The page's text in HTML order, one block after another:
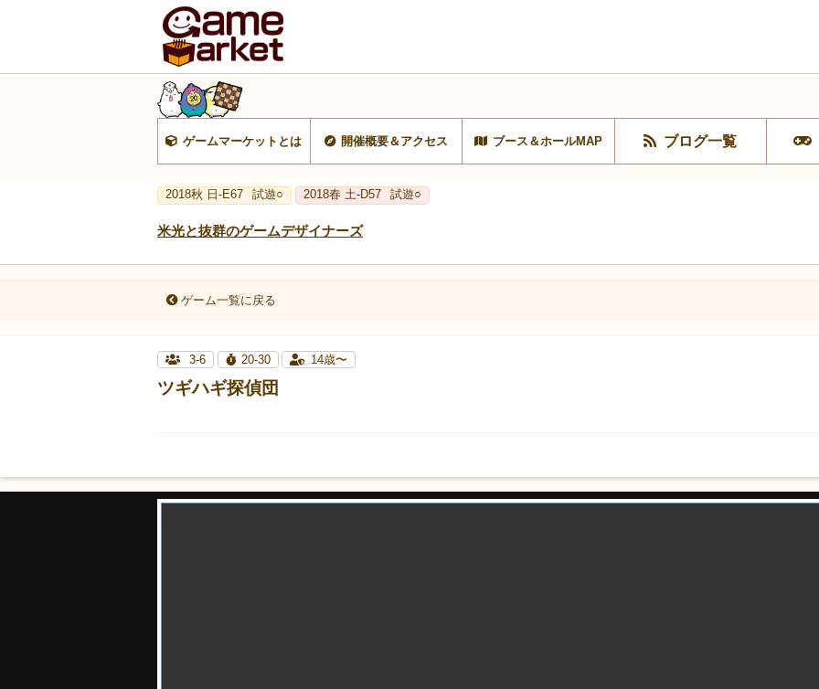
ゲームマーケットとは 開催概要＆アクセス ブース＆ホールMAP ブログ一覧
2018秋 日-E67 試遊○ 2018春 土-D57 試遊○
米光と抜群のゲームデザイナーズ
ゲーム一覧に戻る
3-6 20-30 14歳〜
ツギハギ探偵団